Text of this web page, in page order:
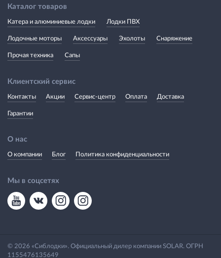
Каталог товаров
Катера и алюминиевые лодки Лодки ПВХ
Лодочные моторы Аксессуары Эхолоты Снаряжение
Прочая техника Сапы
Клиентский сервис
Контакты Акции Сервис-центр Оплата Доставка
Гарантии
О нас
О компании Блог Политика конфиденциальности
Мы в соцсетях
© 2026 «Сиблодки». Официальный дилер компании SOLAR. ОГРН
1155476135649